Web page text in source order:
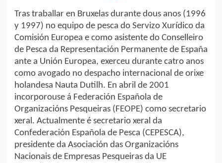
Tras traballar en Bruxelas durante dous anos (1996
y 1997) no equipo de pesca do Servizo Xurídico da
Comisión Europea e como asistente do Conselleiro
de Pesca da Representación Permanente de España
ante a Unión Europea, exerceu durante catro anos
como avogado no despacho internacional de orixe
holandesa Nauta Dutilh. En abril de 2001
incorporouse á Federación Española de
Organizacións Pesqueiras (FEOPE) como secretario
xeral. Actualmente é secretario xeral da
Confederación Española de Pesca (CEPESCA),
presidente da Asociación das Organizacións
Nacionais de Empresas Pesqueiras da UE